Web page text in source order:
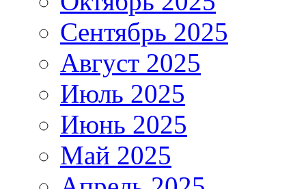
Сентябрь 2025
Август 2025
Июль 2025
Июнь 2025
Май 2025